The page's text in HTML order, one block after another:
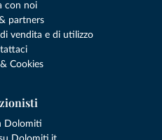
con noi
partners
vendita e di utilizzo
Cookies
Dolomiti